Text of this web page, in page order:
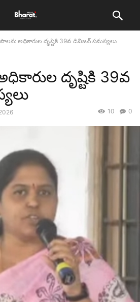
అధికారుల దృష్టికి 39వ డివిజన్ సమస్యలు
దృష్టికి 39వ
0
10